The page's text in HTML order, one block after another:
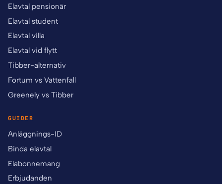
Elavtal pensionär
Elavtal student
Elavtal villa
Elavtal vid flytt
Tibber-alternativ
Fortum vs Vattenfall
Greenely vs Tibber
GUIDER
Anläggnings-ID
Binda elavtal
Elabonnemang
Erbjudanden